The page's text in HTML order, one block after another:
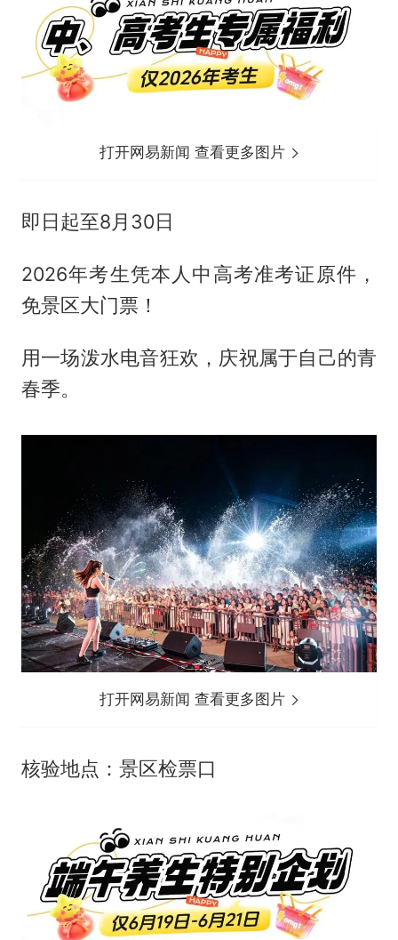
打开网易新闻 查看更多图片
即日起至8月30日
2026年考生凭本人中高考准考证原件，
免景区大门票！
用一场泼水电音狂欢，庆祝属于自己的青
春季。
打开网易新闻 查看更多图片
核验地点：景区检票口